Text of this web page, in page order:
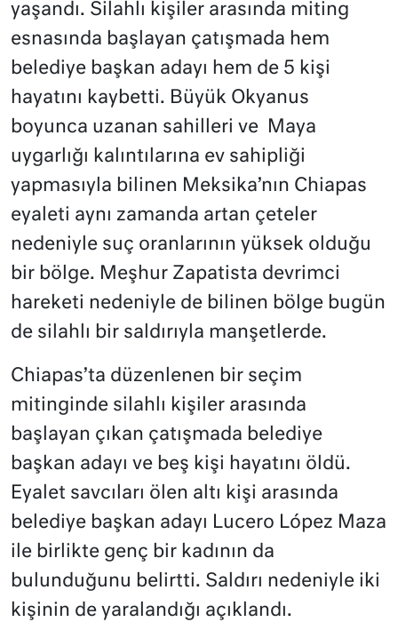
yaşandı. Silahlı kişiler arasında miting
esnasında başlayan çatışmada hem
belediye başkan adayı hem de 5 kişi
hayatını kaybetti. Büyük Okyanus
boyunca uzanan sahilleri ve Maya
uygarlığı kalıntılarına ev sahipliği
yapmasıyla bilinen Meksika’nın Chiapas
eyaleti aynı zamanda artan çeteler
nedeniyle suç oranlarının yüksek olduğu
bir bölge. Meşhur Zapatista devrimci
hareketi nedeniyle de bilinen bölge bugün
de silahlı bir saldırıyla manşetlerde.
Chiapas’ta düzenlenen bir seçim
mitinginde silahlı kişiler arasında
başlayan çıkan çatışmada belediye
başkan adayı ve beş kişi hayatını öldü.
Eyalet savcıları ölen altı kişi arasında
belediye başkan adayı Lucero López Maza
ile birlikte genç bir kadının da
bulunduğunu belirtti. Saldırı nedeniyle iki
kişinin de yaralandığı açıklandı.